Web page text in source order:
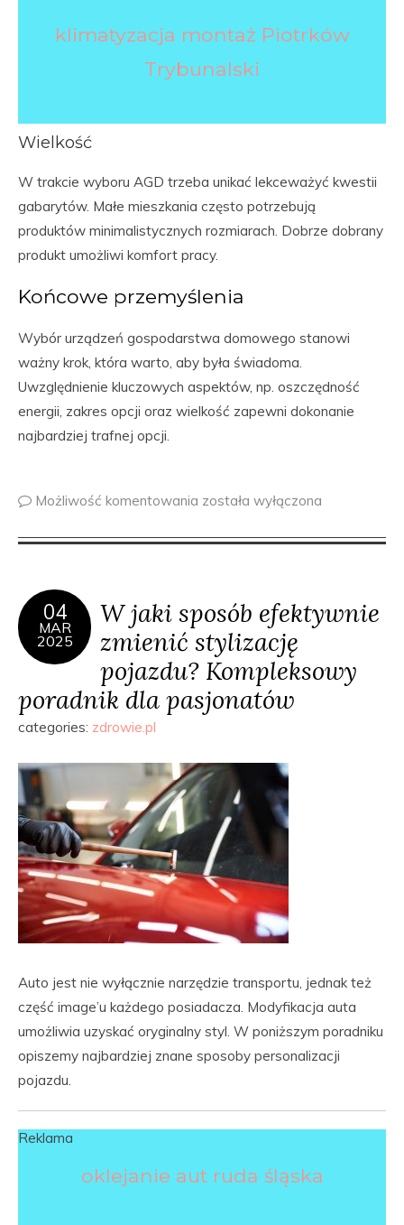
klimatyzacja montaż Piotrków
Trybunalski
Wielkość
W trakcie wyboru AGD trzeba unikać lekceważyć kwestii
gabarytów. Małe mieszkania często potrzebują
produktów minimalistycznych rozmiarach. Dobrze dobrany
produkt umożliwi komfort pracy.
Końcowe przemyślenia
Wybór urządzeń gospodarstwa domowego stanowi
ważny krok, która warto, aby była świadoma.
Uwzględnienie kluczowych aspektów, np. oszczędność
energii, zakres opcji oraz wielkość zapewni dokonanie
najbardziej trafnej opcji.
Możliwość komentowania została wyłączona
04
MAR
2025
W jaki sposób efektywnie
zmienić stylizację
pojazdu? Kompleksowy
poradnik dla pasjonatów
categories: zdrowie.pl
Auto jest nie wyłącznie narzędzie transportu, jednak też
część image’u każdego posiadacza. Modyfikacja auta
umożliwia uzyskać oryginalny styl. W poniższym poradniku
opiszemy najbardziej znane sposoby personalizacji
pojazdu.
Reklama
oklejanie aut ruda śląska